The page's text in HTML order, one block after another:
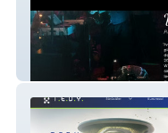
Theeloquentcelebrant